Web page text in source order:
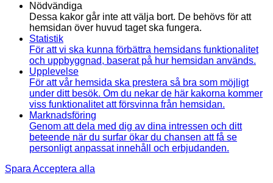
Nödvändiga
Dessa kakor går inte att välja bort. De behövs för att
hemsidan över huvud taget ska fungera.
Statistik
För att vi ska kunna förbättra hemsidans funktionalitet
och uppbyggnad, baserat på hur hemsidan används.
Upplevelse
För att vår hemsida ska prestera så bra som möjligt
under ditt besök. Om du nekar de här kakorna kommer
viss funktionalitet att försvinna från hemsidan.
Marknadsföring
Genom att dela med dig av dina intressen och ditt
beteende när du surfar ökar du chansen att få se
personligt anpassat innehåll och erbjudanden.
Spara Acceptera alla